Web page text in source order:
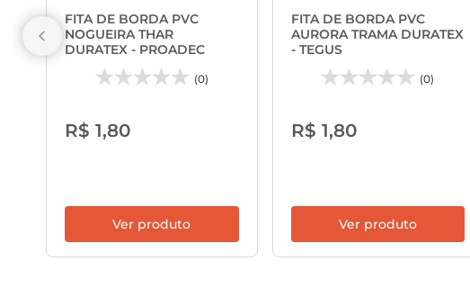
FITA DE BORDA PVC
NOGUEIRA THAR
DURATEX - PROADEC
(0)
R$ 1,80
Ver produto
FITA DE BORDA PVC
AURORA TRAMA DURATEX
- TEGUS
(0)
R$ 1,80
Ver produto